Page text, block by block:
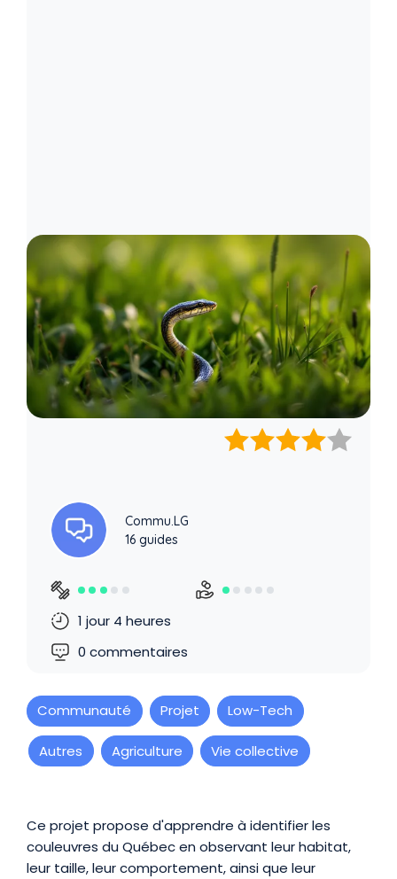
Image
Commu.LG
16 guides
1 jour 4 heures
0 commentaires
Communauté Projet Low-Tech
Autres Agriculture Vie collective
Présentation
Ce projet propose d'apprendre à identifier les
couleuvres du Québec en observant leur habitat,
leur taille, leur comportement, ainsi que leur